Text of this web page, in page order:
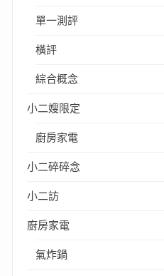
單一測評
橫評
綜合概念
小二嫂限定
廚房家電
小二碎碎念
小二訪
廚房家電
氣炸鍋